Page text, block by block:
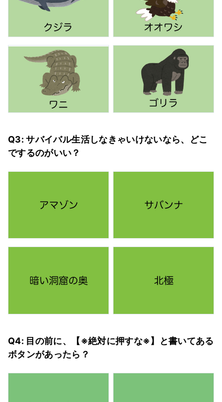
Q3: サバイバル生活しなきゃいけないなら、どこ
でするのがいい？
Q4: 目の前に、【※絶対に押すな※】と書いてある
ボタンがあったら？